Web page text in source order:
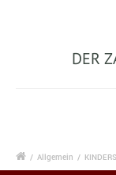
DER
/ Allgemein /